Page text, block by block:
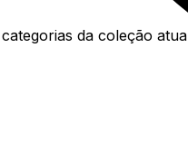
da coleção